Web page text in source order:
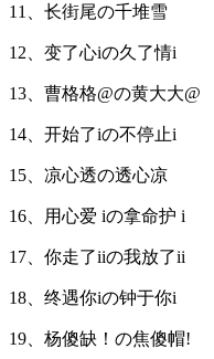
11、长街尾の千堆雪
12、变了心iの久了情i
13、曹格格@の黄大大@
14、开始了iの不停止i
15、凉心透の透心凉
16、用心爱 iの拿命护 i
17、你走了iiの我放了ii
18、终遇你iの钟于你i
19、杨傻缺！の焦傻帽!